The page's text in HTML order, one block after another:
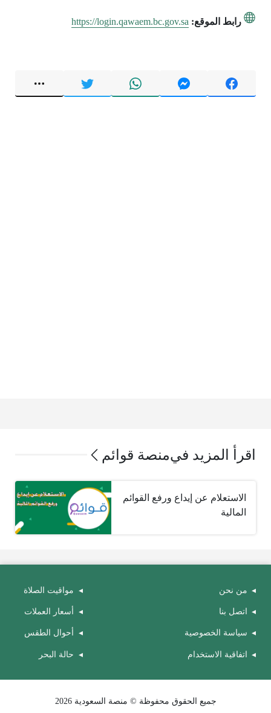
رابط الموقع: https://login.qawaem.bc.gov.sa
اقرأ المزيد فيمنصة قوائم
الاستعلام عن إيداع ورفع القوائم
المالية
من نحن
اتصل بنا
سياسة الخصوصية
اتفاقية الاستخدام
مواقيت الصلاة
أسعار العملات
أحوال الطقس
حالة البحر
جميع الحقوق محفوظة © منصة السعودية 2026